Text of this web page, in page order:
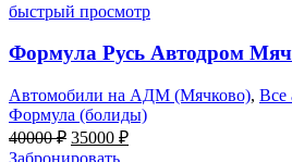
быстрый просмотр
Формула Русь Автодром
Автомобили на АДМ (Мячково), Все
Формула (болиды)
40000₽ Первоначальная
цена
35000 ₽Текущая